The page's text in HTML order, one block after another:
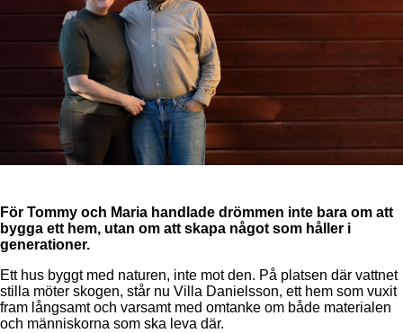
För Tommy och Maria handlade drömmen inte bara om att
bygga ett hem, utan om att skapa något som håller i
generationer.
Ett hus byggt med naturen, inte mot den. På platsen där vattnet
stilla möter skogen, står nu Villa Danielsson, ett hem som vuxit
fram långsamt och varsamt med omtanke om både materialen
och människorna som ska leva där.